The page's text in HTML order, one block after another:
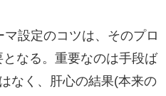
設定のコツは、そのプロ
なる。重要なのは手段ば
なく、肝心の結果(本来の